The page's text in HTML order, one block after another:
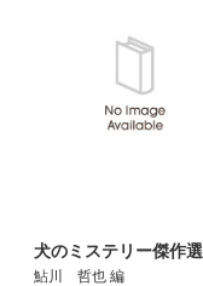
犬のミステリー傑作選
鮎川 哲也 編